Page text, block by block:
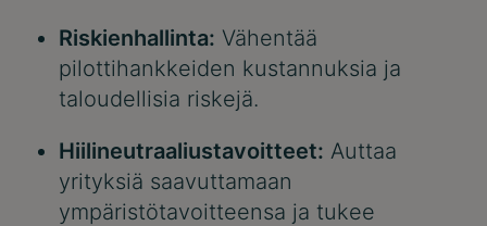
Riskienhallinta: Vähentää
pilottihankkeiden kustannuksia ja
taloudellisia riskejä.
Hiilineutraaliustavoitteet: Auttaa
yrityksiä saavuttamaan
ympäristötavoitteensa ja tukee